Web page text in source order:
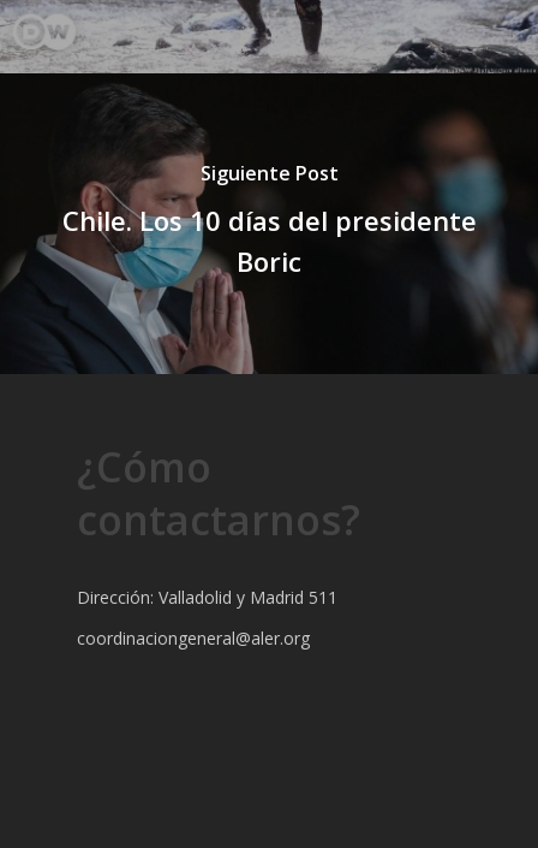
Siguiente Post
Chile. Los 10 días del presidente
Boric
¿Cómo
contactarnos?
Dirección: Valladolid y Madrid 511
coordinaciongeneral@aler.org